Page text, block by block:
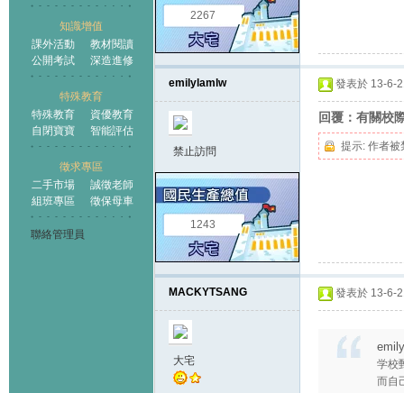
知識增值
課外活動
教材閱讀
公開考試
深造進修
特殊教育
特殊教育
資優教育
自閉寶寶
智能評估
徵求專區
二手市場
誠徵老師
組班專區
徵保母車
聯絡管理員
2267
emilylamlw
禁止訪問
1243
發表於 13-6-
回覆：有關校
提示: 作者被
MACKYTSANG
大宅
發表於 13-6-
学校
而自